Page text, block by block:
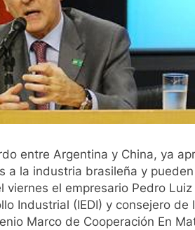
entre Argentina y China, ya
a la industria brasileña y
viernes el empresario Pedro
Industrial (IEDI) y consejero
Marco de Cooperación En